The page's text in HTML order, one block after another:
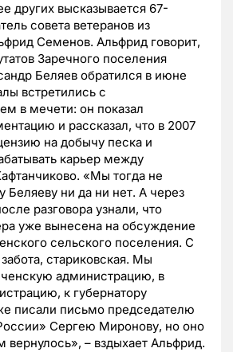
других высказывается 67-
совета ветеранов из
Семенов. Альфрид говорит,
Заречного поселения
Беляев обратился в июне
встретились с
в мечети: он показал
и рассказал, что в 2007
на добычу песка и
карьер между
«Мы тогда не
Беляеву ни да ни нет. А через
разговора узнали, что
уже вынесена на обсуждение
сельского поселения. С
стариковская. Мы
администрацию, в
к губернатору
писали письмо председателю
Сергею Миронову, но оно
вернулось», – вздыхает Альфрид.